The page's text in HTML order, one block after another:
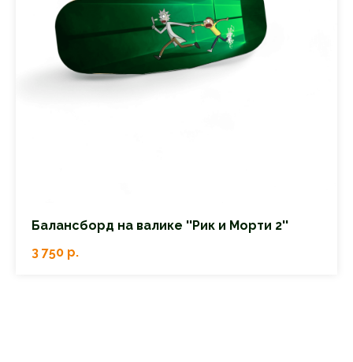
Балансборд на валике ''Рик и Морти 2''
3 750 р.